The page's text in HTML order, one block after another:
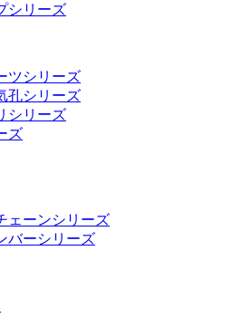
シリーズ
ツシリーズ
孔シリーズ
シリーズ
ズ
ェーンシリーズ
バーシリーズ